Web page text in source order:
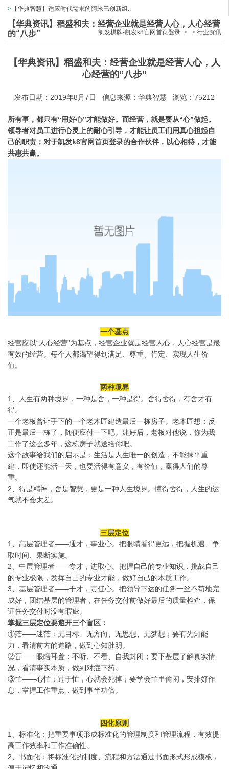
> 【华典智慧】适应时代需求的阿米巴创新组..
【华典资讯】稻盛和夫：经营企业就是经营人心，人心经营
的“八步”
凯发棋牌-凯发k8官网首页登录 > > 行业资讯
【华典资讯】稻盛和夫：经营企业就是经营人心，人
心经营的“八步”
发布日期：2019年8月7日 信息来源：华典智慧 浏览：75212
所有事，都只有“用好心”才能做好。而经营，就是要从“心”做起。
领导者对员工进行心灵上的耐心引导，才能让员工们用真心担起自
己的职责；对于凯发k8官网首页登录的合作伙伴，以心相待，才能
共惠共赢。
一个基点
经营应以“人心经营”为基点，经营企业就是经营人心，人心经营是最
有效的经营。每个人都渴望得到满足、尊重、肯定、实现人生价
值。
两种境界
1、人生有两种境界，一种是舍，一种是得。舍得舍得，有舍才有
得。
一个老板曾让手下的一个老木匠建造最后一栋房子。老木匠想：反
正是最后一栋了，随便应付一下吧。建好后，老板对他说，你为我
工作了这么多年，这栋房子就送给你吧。
这个故事给我们的启示是：生活是人生唯一的创造，不能抹平重
建，即使还能活一天，也要活得有意义，有价值，赢得人们的尊
重。
2、得是精神，舍是智慧，更是一种人生境界。懂得舍得，人生的运
气就不会太差。
三层定位
1、高层管理者——通才，事业心。把眼睛看得更远，把握机遇、争
取时间、果断实施。
2、中层管理者——专才，进取心。把握自己的专业知识，挑战自己
的专业极限，发挥自己的专业才能，做好自己的本质工作。
3、基层管理者——干才，责任心。把领导下达的任务一丝不苟地完
成好，团结基层的管理者，在任务交付前做好最后的质量检查，保
证任务交付时没有瑕疵。
掌握三层定位要避开三个盲区：
①茫——迷茫：无目标、无方向、无思想、无梦想；要有先知能
力，看清前方的道路，做到心知肚明。
②盲——眼瞎耳聋：不听、不看、自我封闭；要下基层了解真实情
况，看清事实本质，做到对症下药。
③忙——心忙：过于忙，心就会死掉；要学会忙里偷闲，安排好作
息，掌握工作重点，做到事半功倍。
四化原则
1、标准化：把重要事项形成标准化的管理制度和管理流程，有效提
高工作效率和工作准确性。
2、书面化：将标准化的制度、流程和方法通过书面形式形成模板，